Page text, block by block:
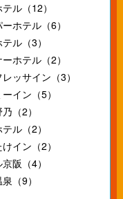
ル（12）
ホテル（6）
ル（3）
ホテル（2）
ッサイン（3）
ーイン（5）
（2）
ル（2）
イン（2）
阪（4）
（9）